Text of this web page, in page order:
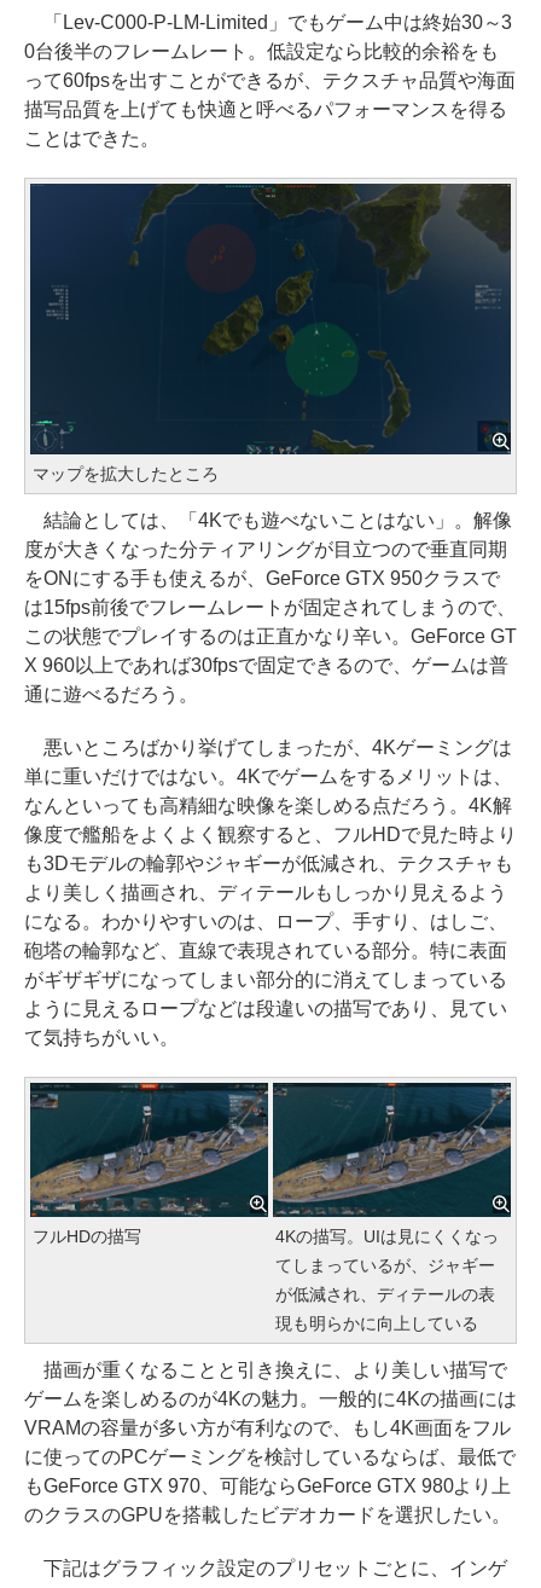
「Lev-C000-P-LM-Limited」でもゲーム中は終始30～3
0台後半のフレームレート。低設定なら比較的余裕をも
って60fpsを出すことができるが、テクスチャ品質や海面
描写品質を上げても快適と呼べるパフォーマンスを得る
ことはできた。
マップを拡大したところ
結論としては、「4Kでも遊べないことはない」。解像
度が大きくなった分ティアリングが目立つので垂直同期
をONにする手も使えるが、GeForce GTX 950クラスで
は15fps前後でフレームレートが固定されてしまうので、
この状態でプレイするのは正直かなり辛い。GeForce GT
X 960以上であれば30fpsで固定できるので、ゲームは普
通に遊べるだろう。
悪いところばかり挙げてしまったが、4Kゲーミングは
単に重いだけではない。4Kでゲームをするメリットは、
なんといっても高精細な映像を楽しめる点だろう。4K解
像度で艦船をよくよく観察すると、フルHDで見た時より
も3Dモデルの輪郭やジャギーが低減され、テクスチャも
より美しく描画され、ディテールもしっかり見えるよう
になる。わかりやすいのは、ロープ、手すり、はしご、
砲塔の輪郭など、直線で表現されている部分。特に表面
がギザギザになってしまい部分的に消えてしまっている
ように見えるロープなどは段違いの描写であり、見てい
て気持ちがいい。
フルHDの描写
4Kの描写。UIは見にくくなっ
てしまっているが、ジャギー
が低減され、ディテールの表
現も明らかに向上している
描画が重くなることと引き換えに、より美しい描写で
ゲームを楽しめるのが4Kの魅力。一般的に4Kの描画には
VRAMの容量が多い方が有利なので、もし4K画面をフル
に使ってのPCゲーミングを検討しているならば、最低で
もGeForce GTX 970、可能ならGeForce GTX 980より上
のクラスのGPUを搭載したビデオカードを選択したい。
下記はグラフィック設定のプリセットごとに、インゲ